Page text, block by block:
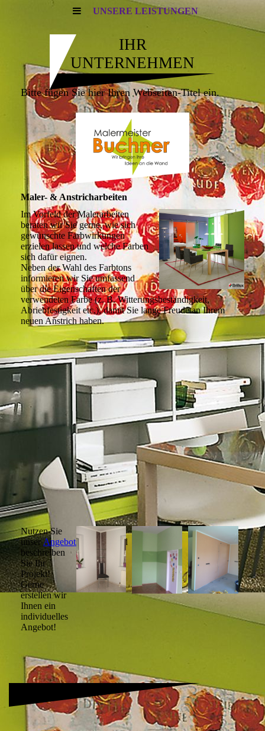
UNSERE LEISTUNGEN
IHR
UNTERNEHMEN
Bitte fügen Sie hier Ihren Webseiten-Titel ein.
Maler- & Anstricharbeiten
Im Vorfeld der Malerarbeiten
beraten wir Sie gerne, wie sich
gewünschte Farbwirkungen
erzielen lassen und welche Farben
sich dafür eignen.
Neben der Wahl des Farbtons
informieren wir Sie umfassend
über die Eigenschaften der
verwendeten Farbe (z. B. Witterungsbeständigkeit,
Abriebfestigkeit etc.), damit Sie lange Freude an Ihrem
neuen Anstrich haben.
Nutzen Sie
unser Angebotsformular
und
beschreiben
Sie Ihr
Projekt!
Gerne
erstellen wir
Ihnen ein
individuelles
Angebot!